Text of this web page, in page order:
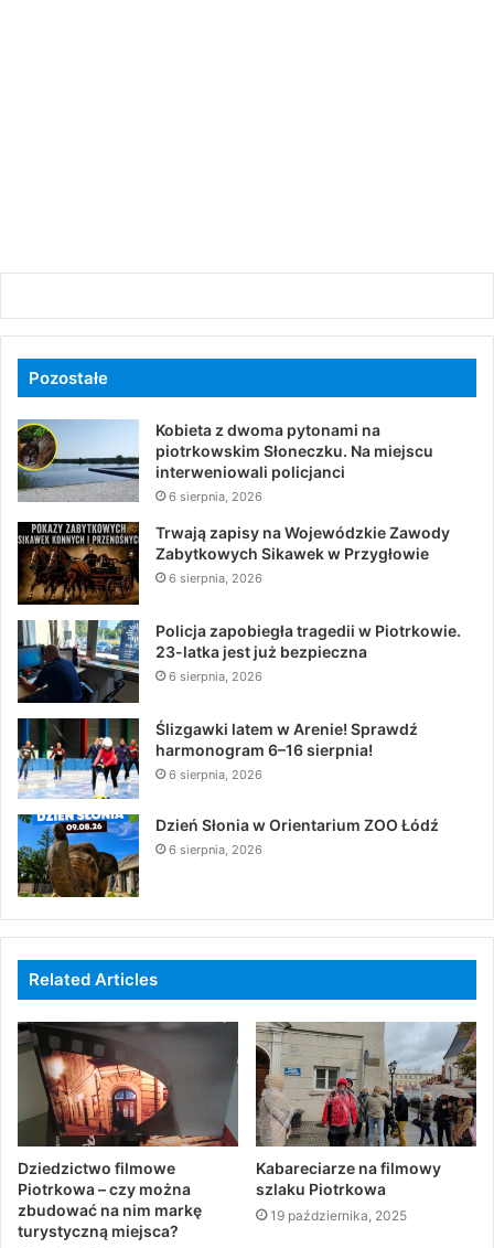
Pozostałe
Kobieta z dwoma pytonami na
piotrkowskim Słoneczku. Na miejscu
interweniowali policjanci
6 sierpnia, 2026
Trwają zapisy na Wojewódzkie Zawody
Zabytkowych Sikawek w Przygłowie
6 sierpnia, 2026
Policja zapobiegła tragedii w Piotrkowie.
23-latka jest już bezpieczna
6 sierpnia, 2026
Ślizgawki latem w Arenie! Sprawdź
harmonogram 6–16 sierpnia!
6 sierpnia, 2026
Dzień Słonia w Orientarium ZOO Łódź
6 sierpnia, 2026
Related Articles
Dziedzictwo filmowe
Piotrkowa – czy można
zbudować na nim markę
turystyczną miejsca?
Kabareciarze na filmowy
szlaku Piotrkowa
19 października, 2025